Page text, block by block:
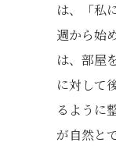
は、「私
週から始
は、部屋
に対して
るように
が自然と